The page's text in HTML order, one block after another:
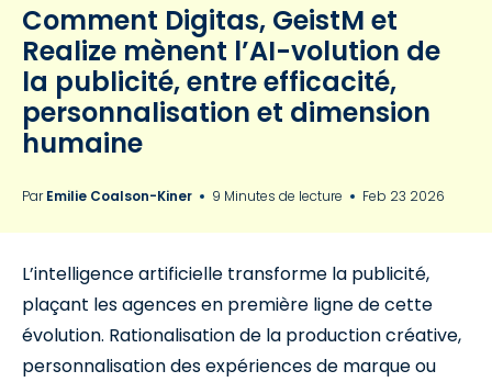
Comment Digitas, GeistM et
Realize mènent l’AI-volution de
la publicité, entre efficacité,
personnalisation et dimension
humaine
ParEmilie Coalson-Kiner 9 Minutes de lecture Feb 23 2026
L’intelligence artificielle transforme la publicité,
plaçant les agences en première ligne de cette
évolution. Rationalisation de la production créative,
personnalisation des expériences de marque ou